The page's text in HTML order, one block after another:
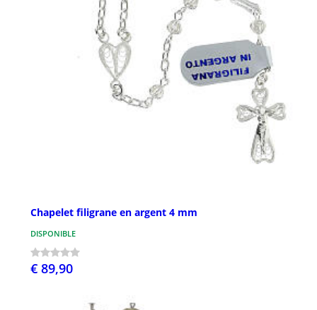
Chapelet filigrane en argent 4 mm
DISPONIBLE
€ 89,90